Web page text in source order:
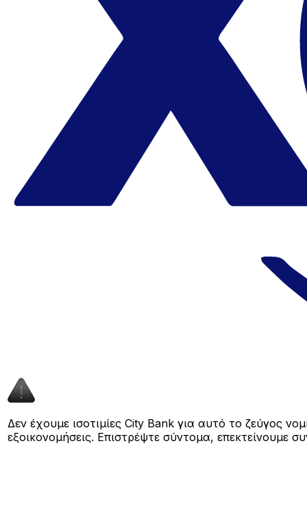
Δεν έχουμε ισοτιμίες City Bank για αυτό το ζεύγος
εξοικονομήσεις. Επιστρέψτε σύντομα, επεκτείνουμε